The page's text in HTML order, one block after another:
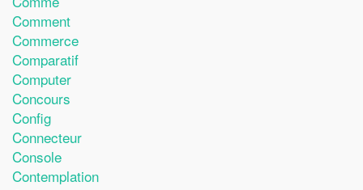
Comment
Commerce
Comparatif
Computer
Concours
Config
Connecteur
Console
Contemplation